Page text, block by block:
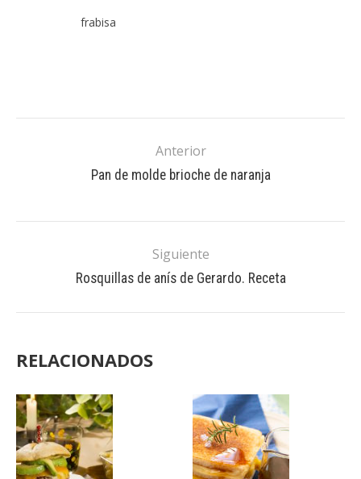
frabisa
Anterior
Pan de molde brioche de naranja
Siguiente
Rosquillas de anís de Gerardo. Receta
RELACIONADOS